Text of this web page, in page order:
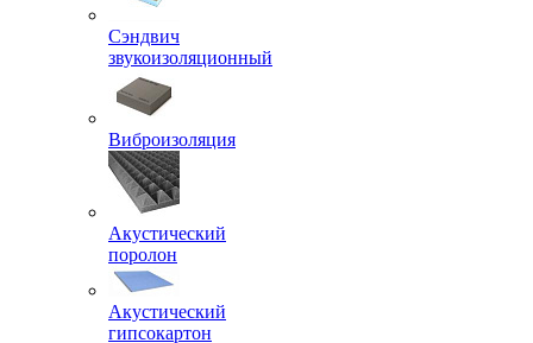
Сэндвич
звукоизоляционный
Виброизоляция
Акустический
поролон
Акустический
гипсокартон